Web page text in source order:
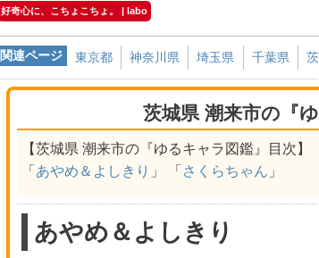
好奇心に、こちょこちょ。 | labo
関連ページ 東京都 神奈川県 埼玉県 千葉県
茨城県 潮来市の『
【茨城県 潮来市の『ゆるキャラ図鑑』目次】
「 あやめ＆よしきり 」 「 さくらちゃん 」
あやめ＆よしきり